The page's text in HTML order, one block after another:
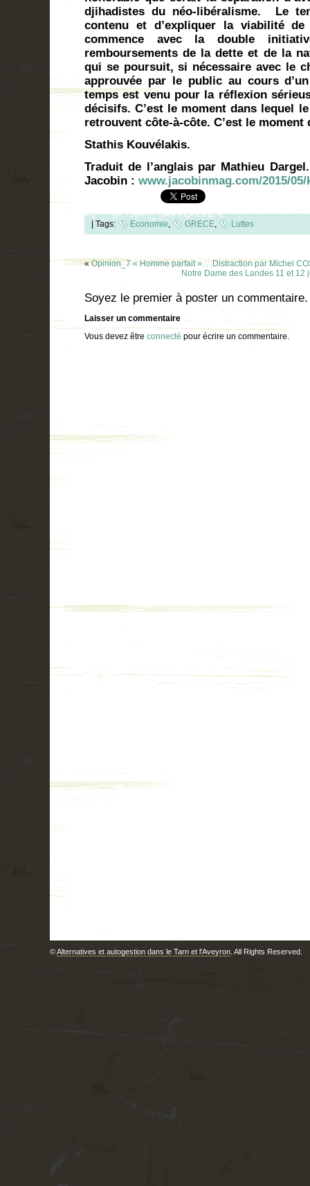
djihadistes du néo-libéralisme.
Le
contenu et d’expliquer la viabilité
commence avec la double
remboursements de la dette et de la
qui se poursuit, si nécessaire avec le
approuvée par le public au cours
temps est venu pour la réflexion
décisifs. C’est le moment dans lequel
retrouvent côte-à-côte. C’est le
Stathis Kouvélakis.
Traduit de l’anglais par Mathieu
Jacobin : www.jacobinmag.com/2015/
| Tags: Economie GRECE Luttes
« Opinion_7 « Homme parfait ». . .Distraction par Michel
Notre Dame des Landes 11 et 12
Soyez le premier à poster un commentaire.
Laisser un commentaire
Vous devez être connecté pour écrire un commentaire.
©Alternatives et autogestion dans le Tarn et l'Aveyron . All Rights Reserved.